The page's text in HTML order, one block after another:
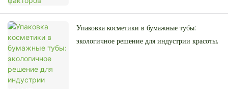
Упаковка косметики в бумажные тубы:
экологичное решение для индустрии красоты.